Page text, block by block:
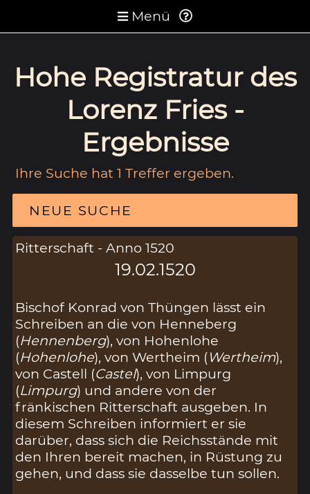
Menü
Hohe Registratur des
Lorenz Fries -
Ergebnisse
Ihre Suche hat 1 Treffer ergeben.
NEUE SUCHE
Ritterschaft - Anno 1520
19.02.1520
Bischof Konrad von Thüngen lässt ein
Schreiben an die von Henneberg
(Hennenberg), von Hohenlohe
(Hohenlohe), von Wertheim (Wertheim),
von Castell (Castel), von Limpurg
(Limpurg) und andere von der
fränkischen Ritterschaft ausgeben. In
diesem Schreiben informiert er sie
darüber, dass sich die Reichsstände mit
den Ihren bereit machen, in Rüstung zu
gehen, und dass sie dasselbe tun sollen.